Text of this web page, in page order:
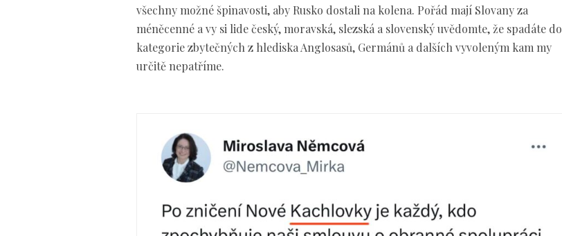
všechny možné špinavosti, aby Rusko dostali na kolena. Pořád mají Slovany za
méněcenné a vy si lide český, moravská, slezská a slovenský uvědomte, že spadáte do
kategorie zbytečných z hlediska Anglosasů, Germánů a dalších vyvoleným kam my
určitě nepatříme.